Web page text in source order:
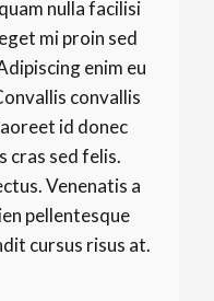
nulla facilisi
mi proin sed
enim eu
convallis
id donec
cras sed felis.
Venenatis a
pellentesque
cursus risus at.